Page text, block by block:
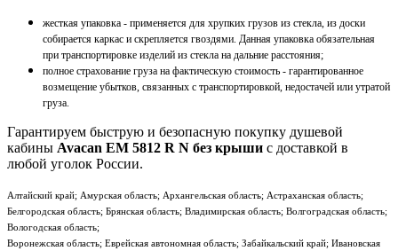
жесткая упаковка - применяется для хрупких грузов из стекла, из доски
собирается каркас и скрепляется гвоздями. Данная упаковка обязательная
при транспортировке изделий из стекла на дальние расстояния;
полное страхование груза на фактическую стоимость - гарантированное
возмещение убытков, связанных с транспортировкой, недостачей или утратой
груза.
Гарантируем быструю и безопасную покупку душевой
кабины Avacan EM 5812 R N без крыши с доставкой в
любой уголок России.
Алтайский край; Амурская область; Архангельская область; Астраханская область;
Белгородская область; Брянская область; Владимирская область; Волгоградская область;
Вологодская область;
Воронежская область; Еврейская автономная область; Забайкальский край; Ивановская